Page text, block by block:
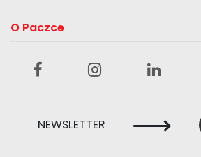
O Paczce
NEWSLETTER ⟶